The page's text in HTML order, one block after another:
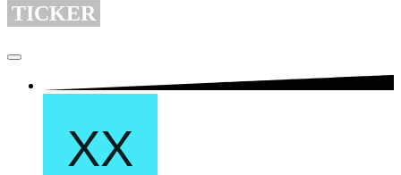
TICKER